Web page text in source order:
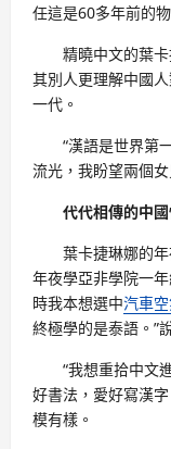
任這是60多年前的物
精曉中文的葉
其別人更理解中國
一代。
“漢語是世界第
流光，我盼望兩個
代代相傳的中
葉卡捷琳娜的
年夜學亞非學院一
時我本想選中汽車
終極學的是泰語。”
“我想重拾中文
好書法，愛好寫漢
模有樣。